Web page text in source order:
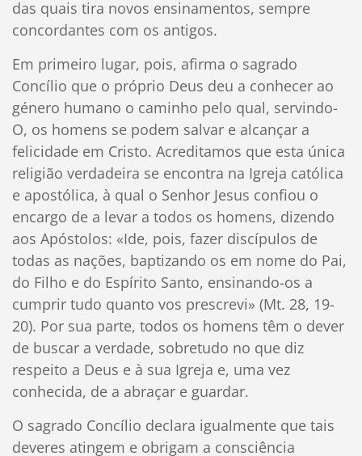
das quais tira novos ensinamentos, sempre
concordantes com os antigos.
Em primeiro lugar, pois, afirma o sagrado
Concílio que o próprio Deus deu a conhecer ao
género humano o caminho pelo qual, servindo-
O, os homens se podem salvar e alcançar a
felicidade em Cristo. Acreditamos que esta única
religião verdadeira se encontra na Igreja católica
e apostólica, à qual o Senhor Jesus confiou o
encargo de a levar a todos os homens, dizendo
aos Apóstolos: «Ide, pois, fazer discípulos de
todas as nações, baptizando os em nome do Pai,
do Filho e do Espírito Santo, ensinando-os a
cumprir tudo quanto vos prescrevi» (Mt. 28, 19-
20). Por sua parte, todos os homens têm o dever
de buscar a verdade, sobretudo no que diz
respeito a Deus e à sua Igreja e, uma vez
conhecida, de a abraçar e guardar.
O sagrado Concílio declara igualmente que tais
deveres atingem e obrigam a consciência